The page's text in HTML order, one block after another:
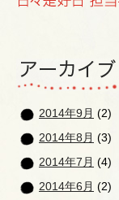
2014年9月 (2)
2014年8月 (3)
2014年7月 (4)
2014年6月 (2)